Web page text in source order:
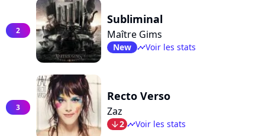
2
Subliminal
Maître Gims
New timelineVoir les stats
3
Recto Verso
Zaz
arrow_bot2 timelineVoir les stats